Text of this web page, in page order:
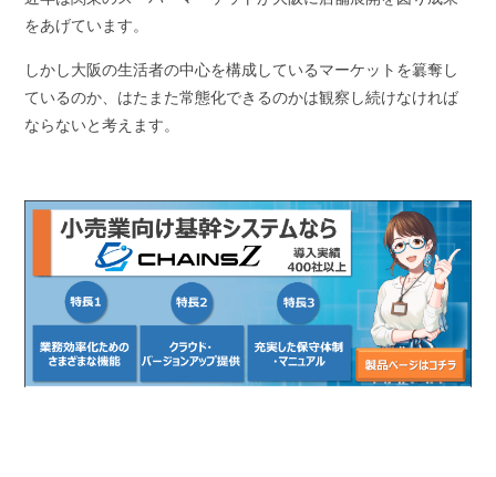
をあげています。
しかし大阪の生活者の中心を構成しているマーケットを簒奪し
ているのか、はたまた常態化できるのかは観察し続けなければ
ならないと考えます。